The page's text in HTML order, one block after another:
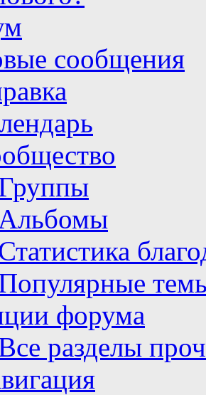
сообщения
форума
разделы